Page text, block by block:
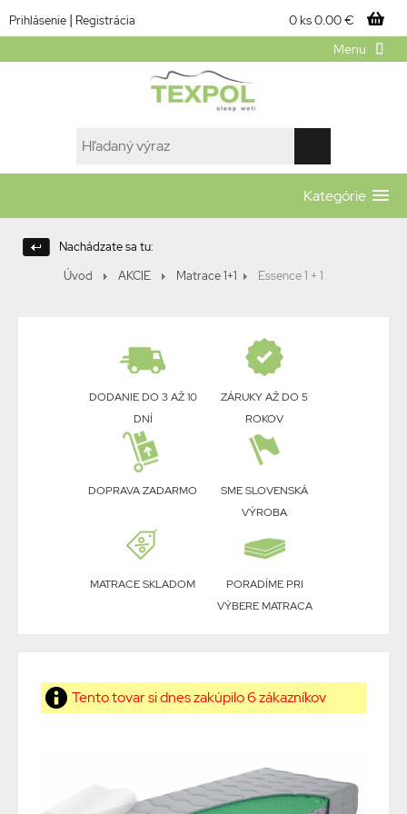
Prihlásenie | Registrácia 0 ks0.00 €
Menu
Kategórie
Nachádzate sa tu:
Úvod
AKCIE Matrace 1+1 Essence 1 + 1
DODANIE DO 3 AŽ 10
DNÍ
ZÁRUKY AŽ DO 5
ROKOV
DOPRAVA ZADARMO
SME SLOVENSKÁ
VÝROBA
MATRACE SKLADOM
PORADÍME PRI
VÝBERE MATRACA
Tento tovar si dnes zakúpilo 6 zákazníkov